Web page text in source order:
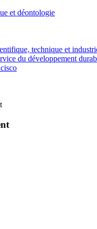
et déontologie
technique et
du développement